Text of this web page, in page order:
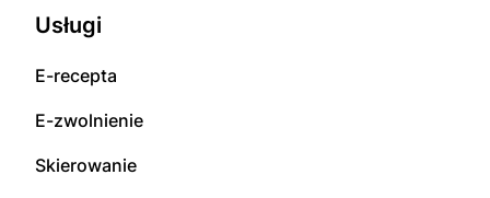
Usługi
E-rесерta
E-zwolnienie
Skierowanie